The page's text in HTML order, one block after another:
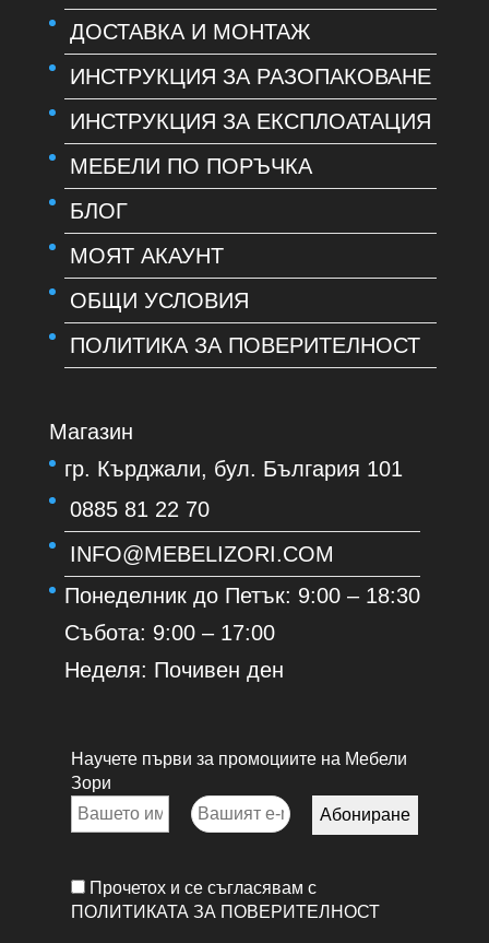
ДОСТАВКА И МОНТАЖ
ИНСТРУКЦИЯ ЗА РАЗОПАКОВАНЕ
ИНСТРУКЦИЯ ЗА ЕКСПЛОАТАЦИЯ
МЕБЕЛИ ПО ПОРЪЧКА
БЛОГ
МОЯТ АКАУНТ
ОБЩИ УСЛОВИЯ
ПОЛИТИКА ЗА ПОВЕРИТЕЛНОСТ
Магазин
гр. Кърджали, бул. България 101
0885 81 22 70
INFO@MEBELIZORI.COM
Понеделник до Петък: 9:00 – 18:30
Събота: 9:00 – 17:00
Неделя: Почивен ден
Научете първи за промоциите на Мебели
Зори
Прочетох и се съгласявам с
ПОЛИТИКАТА ЗА ПОВЕРИТЕЛНОСТ